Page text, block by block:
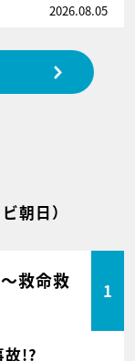
2026.08.05
朝日）
救命救
1
故!?